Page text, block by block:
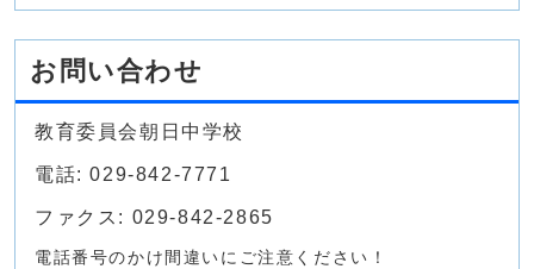
お問い合わせ
教育委員会朝日中学校
電話: 029-842-7771
ファクス: 029-842-2865
電話番号のかけ間違いにご注意ください！